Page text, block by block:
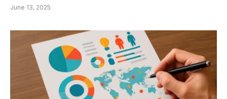
June 13, 2025